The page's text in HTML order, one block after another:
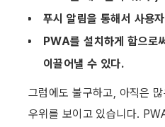
푸시 알림을 통해서 사용
PWA를 설치하게 함으로
이끌어낼 수 있다.
그럼에도 불구하고, 아직은
우위를 보이고 있습니다.